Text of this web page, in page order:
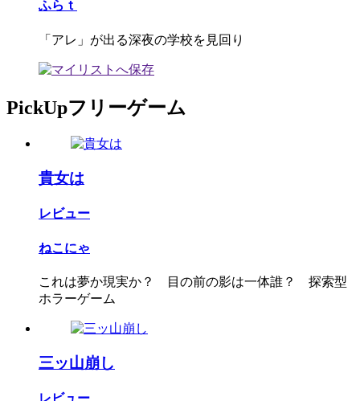
ふらｔ
「アレ」が出る深夜の学校を見回り
PickUpフリーゲーム
貴女は
レビュー
ねこにゃ
これは夢か現実か？ 目の前の影は一体誰？ 探索型
ホラーゲーム
三ッ山崩し
レビュー